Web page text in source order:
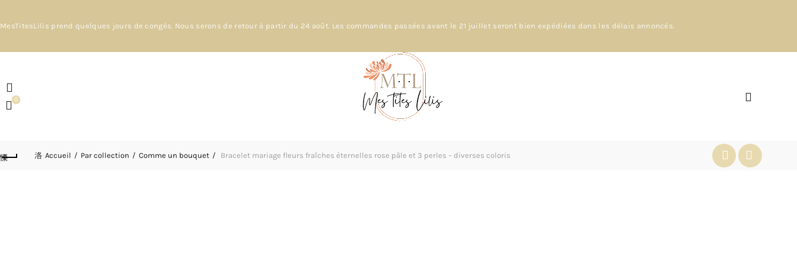
MesTitesLilis prend quelques jours de congés. Nous serons de retour à partir du 24 août. Les commandes passées avant le 21 juillet seront bien expédiées dans les délais annoncés.
0
Accueil Par collection Comme un bouquet Bracelet mariage fleurs fraîches éternelles rose pâle et 3 perles – diverses coloris